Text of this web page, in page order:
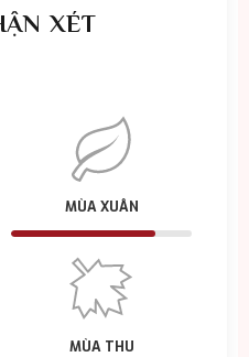
XÉT
MÙA XUÂN
MÙA THU